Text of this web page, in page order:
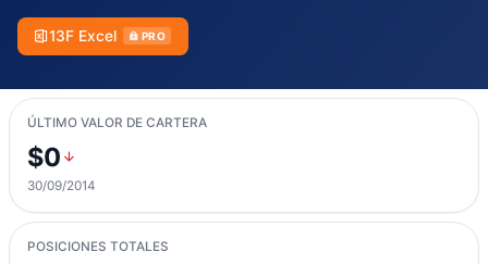
13F Excel PRO
ÚLTIMO VALOR DE CARTERA
$0
30/09/2014
POSICIONES TOTALES